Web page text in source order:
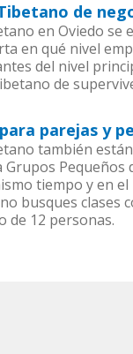
de
en Oviedo se
en qué nivel
del nivel
de
parejas y
también
Pequeños
tiempo y en
busques clases
de 12 personas.